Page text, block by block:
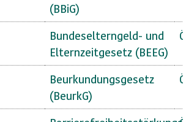
(BBiG)
Bundeselterngeld- und
Elternzeitgesetz (BEEG)
Beurkundungsgesetz
(BeurkG)